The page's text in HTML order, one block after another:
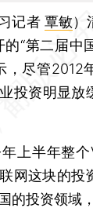
记者 覃敏）
“第二届中
，尽管2012
投资明显放
半年整个
网这块的投
的投资领域